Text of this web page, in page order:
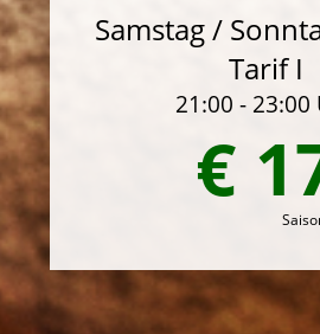
Samstag /
Tarif I
21:00 - 23:00
€